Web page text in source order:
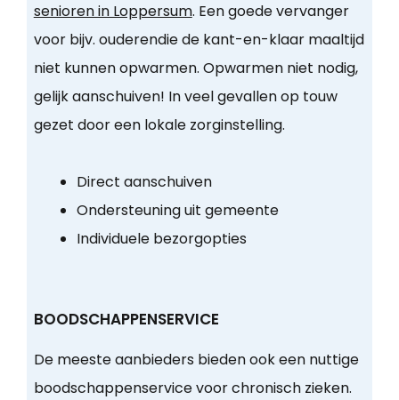
senioren in Loppersum. Een goede vervanger
voor bijv. ouderendie de kant-en-klaar maaltijd
niet kunnen opwarmen. Opwarmen niet nodig,
gelijk aanschuiven! In veel gevallen op touw
gezet door een lokale zorginstelling.
Direct aanschuiven
Ondersteuning uit gemeente
Individuele bezorgopties
BOODSCHAPPENSERVICE
De meeste aanbieders bieden ook een nuttige
boodschappenservice voor chronisch zieken.